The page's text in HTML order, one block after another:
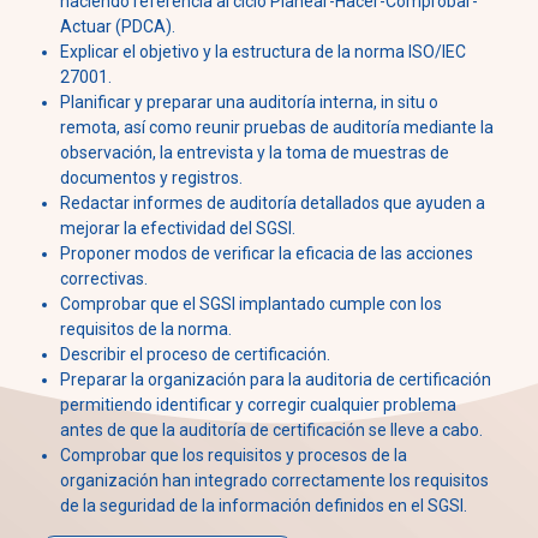
Actuar (PDCA).
Explicar el objetivo y la estructura de la norma ISO/IEC
27001.
Planificar y preparar una auditoría interna, in situ o
remota, así como reunir pruebas de auditoría mediante la
observación, la entrevista y la toma de muestras de
documentos y registros.
Redactar informes de auditoría detallados que ayuden a
mejorar la efectividad del SGSI.
Proponer modos de verificar la eficacia de las acciones
correctivas.
Comprobar que el SGSI implantado cumple con los
requisitos de la norma.
Describir el proceso de certificación.
Preparar la organización para la auditoria de certificación
permitiendo identificar y corregir cualquier problema
antes de que la auditoría de certificación se lleve a cabo.
Comprobar que los requisitos y procesos de la
organización han integrado correctamente los requisitos
de la seguridad de la información definidos en el SGSI.